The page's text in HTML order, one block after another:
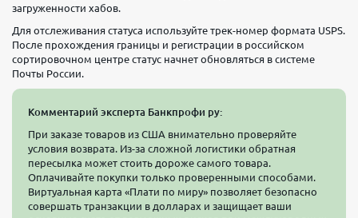
загруженности хабов.
Для отслеживания статуса используйте трек-номер формата USPS.
После прохождения границы и регистрации в российском
сортировочном центре статус начнет обновляться в системе
Почты России.
Комментарий эксперта Банкпрофи ру:
При заказе товаров из США внимательно проверяйте
условия возврата. Из-за сложной логистики обратная
пересылка может стоить дороже самого товара.
Оплачивайте покупки только проверенными способами.
Виртуальная карта «Плати по миру» позволяет безопасно
совершать транзакции в долларах и защищает ваши